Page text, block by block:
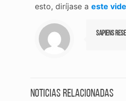
esto, diríjase a este
Sapiens
Noticias relacionadas